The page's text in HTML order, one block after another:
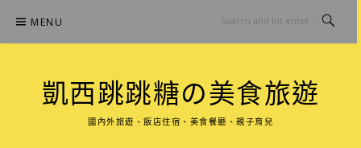
content
MENU
凱西跳跳糖の美食旅遊
國內外旅遊、飯店住宿、美食餐廳、親子育兒